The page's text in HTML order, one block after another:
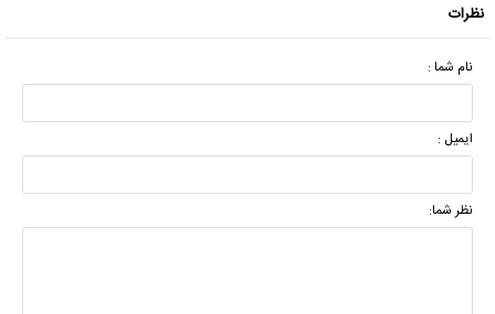
نظرات
نام شما :
ایمیل :
نظر شما: